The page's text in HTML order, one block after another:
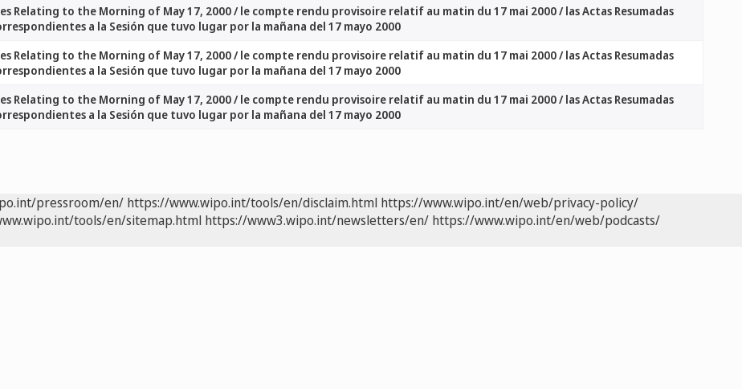
Relating to the Morning of May 17, 2000 / le compte rendu provisoire relatif au matin du 17 mai 2000 / las Actas Resumadas
a la Sesión que tuvo lugar por la mañana del 17 mayo 2000
Relating to the Morning of May 17, 2000 / le compte rendu provisoire relatif au matin du 17 mai 2000 / las Actas Resumadas
a la Sesión que tuvo lugar por la mañana del 17 mayo 2000
Relating to the Morning of May 17, 2000 / le compte rendu provisoire relatif au matin du 17 mai 2000 / las Actas Resumadas
a la Sesión que tuvo lugar por la mañana del 17 mayo 2000
pressroom/en/ https://www.wipo.int/tools/en/disclaim.html https://www.wipo.int/en/web/privacy-policy/
tools/en/sitemap.html https://www3.wipo.int/newsletters/en/ https://www.wipo.int/en/web/podcasts/